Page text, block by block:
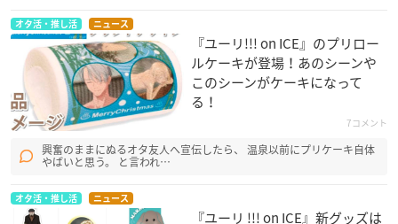
オタ活・推し活 ニュース
『ユーリ!!! on ICE』のプリロー
ルケーキが登場！あのシーンや
このシーンがケーキになって
る！
7コメント
興奮のままにぬるオタ友人へ宣伝したら、 温泉以前にプリケーキ自体
やばいと思う。 と言われ…
オタ活・推し活 ニュース
『ユーリ !!! on ICE』新グッズは